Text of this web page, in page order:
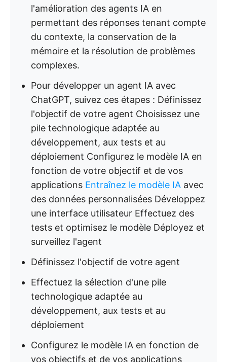
l'amélioration des agents IA en
permettant des réponses tenant compte
du contexte, la conservation de la
mémoire et la résolution de problèmes
complexes.
Pour développer un agent IA avec
ChatGPT, suivez ces étapes : Définissez
l'objectif de votre agent Choisissez une
pile technologique adaptée au
développement, aux tests et au
déploiement Configurez le modèle IA en
fonction de votre objectif et de vos
applications Entraînez le modèle IA avec
des données personnalisées Développez
une interface utilisateur Effectuez des
tests et optimisez le modèle Déployez et
surveillez l'agent
Définissez l'objectif de votre agent
Effectuez la sélection d'une pile
technologique adaptée au
développement, aux tests et au
déploiement
Configurez le modèle IA en fonction de
vos objectifs et de vos applications